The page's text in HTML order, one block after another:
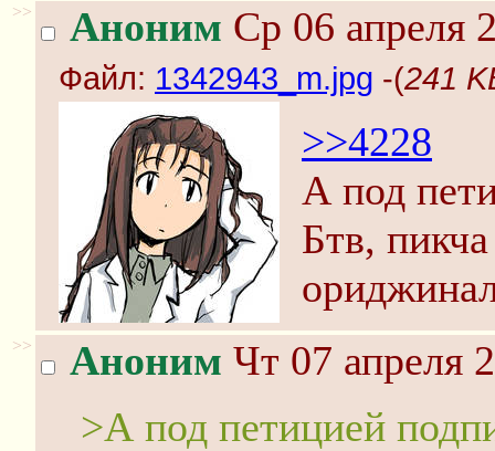
>> Аноним Ср 06 апреля
Файл: 1342943_m.jpg -(241
>>4228
А под
Бтв,
>> Аноним Чт 07 апреля
>А под петицией